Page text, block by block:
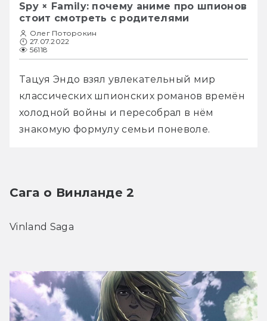
Spy × Family: почему аниме про шпионов
стоит смотреть с родителями
Олег Поторокин
27.07.2022
56118
Тацуя Эндо взял увлекательный мир
классических шпионских романов времён
холодной войны и пересобрал в нём
знакомую формулу семьи поневоле.
Сага о Винланде 2
Vinland Saga